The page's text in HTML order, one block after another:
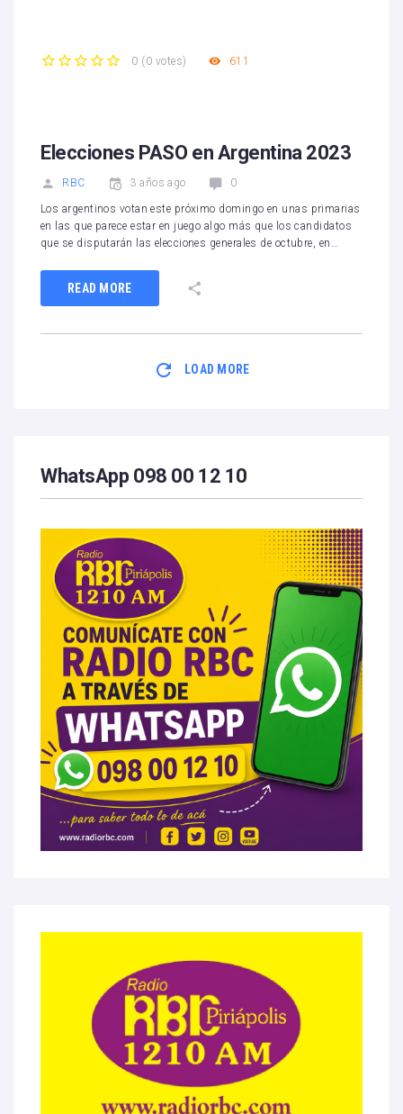
0 ( 0 votes) 611
Elecciones PASO en Argentina 2023
RBC 3 años ago 0
Los argentinos votan este próximo domingo en unas primarias
en las que parece estar en juego algo más que los candidatos
que se disputarán las elecciones generales de octubre, en…
READ MORE
LOAD MORE
WhatsApp 098 00 12 10